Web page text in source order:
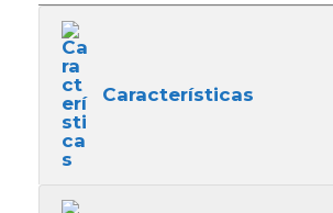
Características